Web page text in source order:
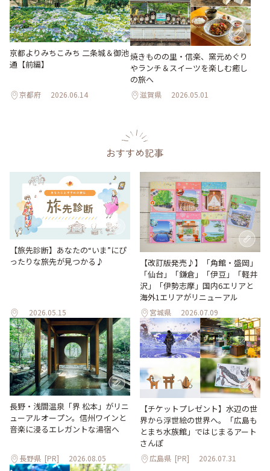
京都よりみちこみち 二条城＆御池
通【前編】
京都府 2026.06.14
焼きものの里・信楽、窯元めぐり
やランチ＆スイーツを楽しむ癒し
の旅へ
滋賀県 2026.05.01
おすすめ記事
【旅先診断】あなたの“いま”にぴ
ったりな旅先が見つかる♪
2026.05.15
【改訂版発売♪】「角館・盛岡」
「仙台」「鎌倉」「伊豆」「軽井
沢」「伊勢志摩」国内6エリアと
海外1エリアがリニューアル
宮城県 2026.07.09
長野・浅間温泉「界 松本」がリニ
ューアルオープン。信州ワインと
音楽に浸るエレガントな湯宿へ
長野県 [PR] 2026.08.05
【チケットプレゼント】水辺の世
界から浮世絵の世界へ。「広島も
とまち水族館」ではじまるアート
さんぽ
広島県 [PR] 2026.07.31